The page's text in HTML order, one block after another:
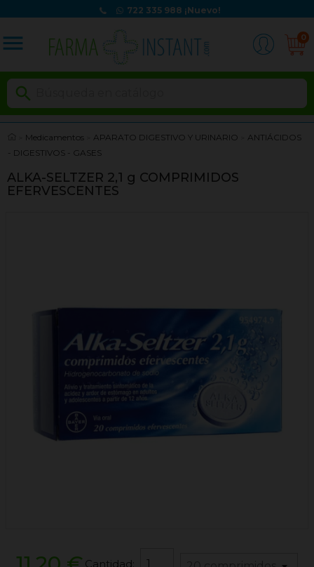
722 335 988 ¡Nuevo!
menu 0

Medicamentos APARATO DIGESTIVO Y URINARIO
ANTIÁCIDOS
- DIGESTIVOS - GASES
ALKA-SELTZER 2,1 g COMPRIMIDOS
EFERVESCENTES
Cantidad: